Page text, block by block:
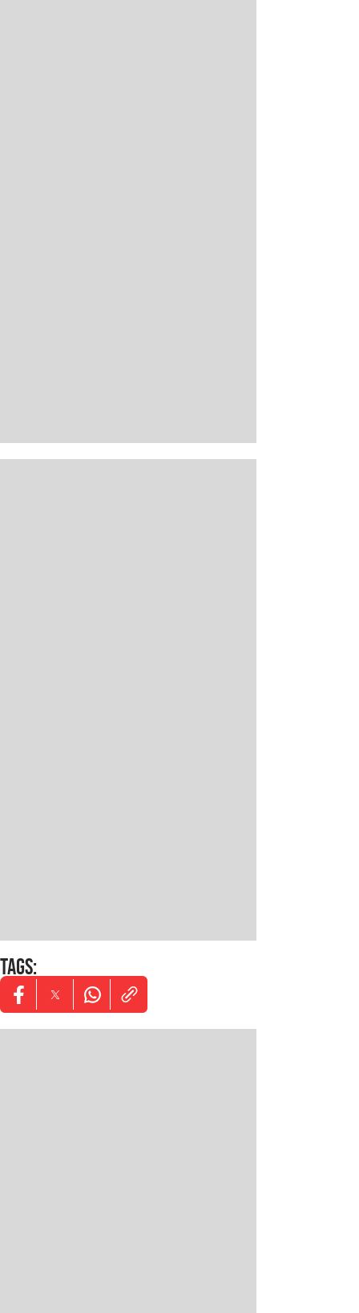
TAGS:
Opens in new window
Opens in new window
Opens in new window